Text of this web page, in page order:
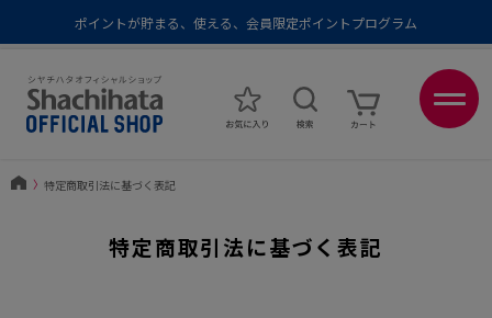
ポイントが貯まる、使える、会員限定ポイントプログラム
メール便1,500円以上 / 宅配便3,500円以上のお買い物で送料無料
あなたに最適なスタンプをシヤチハタがレコメンド
〉 特定商取引法に基づく表記
特定商取引法に基づく表記